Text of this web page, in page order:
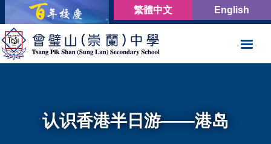
English
繁體中文
认识香港半日游——港岛